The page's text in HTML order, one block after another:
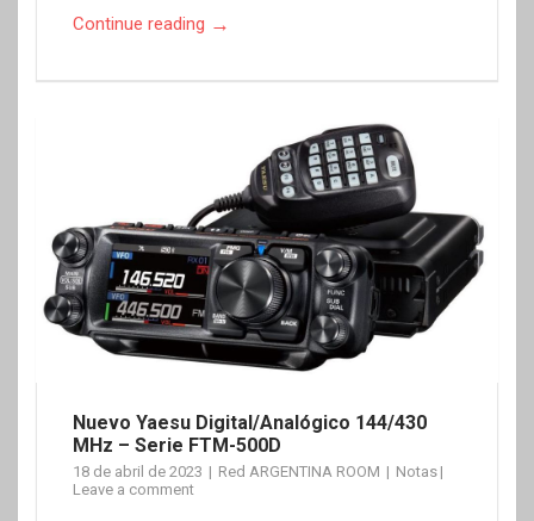
Continue reading →
Nuevo Yaesu Digital/Analógico 144/430
MHz – Serie FTM-500D
18 de abril de 2023 Red ARGENTINA ROOM
Notas
Leave a comment